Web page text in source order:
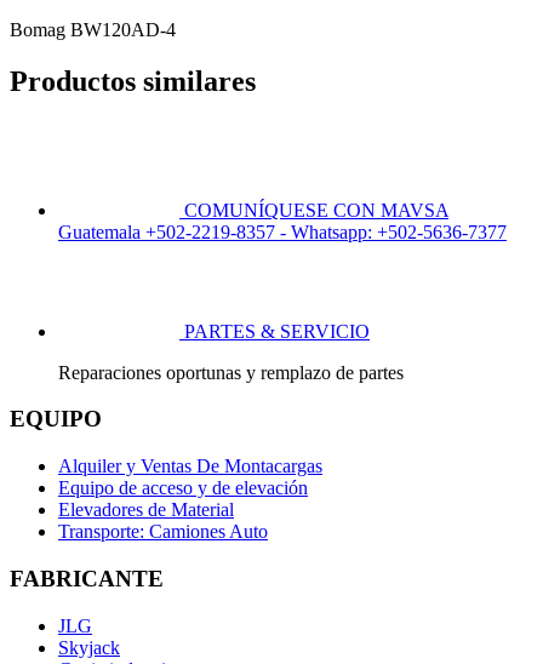
Bomag BW120AD-4
Productos similares
COMUNÍQUESE CON MAVSA
Guatemala +502-2219-8357 - Whatsapp: +502-5636-7377
PARTES & SERVICIO
Reparaciones oportunas y remplazo de partes
EQUIPO
Alquiler y Ventas De Montacargas
Equipo de acceso y de elevación
Elevadores de Material
Transporte: Camiones Auto
FABRICANTE
JLG
Skyjack